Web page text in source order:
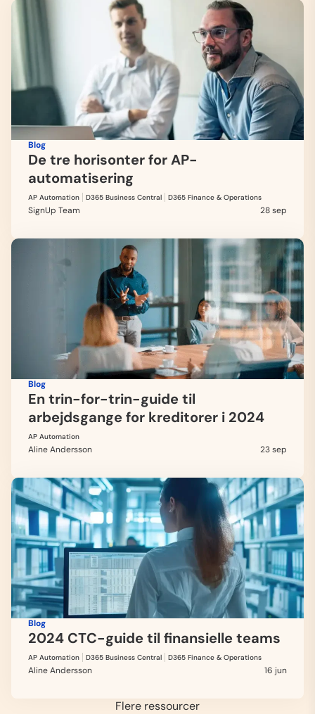
Blog
De tre horisonter for AP-
automatisering
AP Automation D365 Business Central D365 Finance & Operations
SignUp Team 28 sep
Blog
En trin-for-trin-guide til
arbejdsgange for kreditorer i 2024
AP Automation
Aline Andersson 23 sep
Blog
2024 CTC-guide til finansielle teams
AP Automation D365 Business Central D365 Finance & Operations
Aline Andersson 16 jun
Flere ressourcer